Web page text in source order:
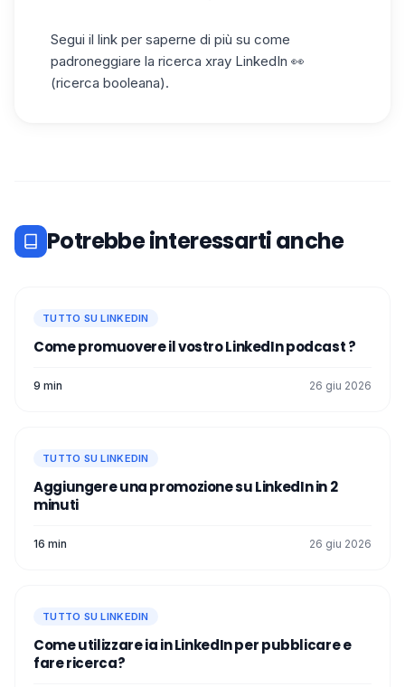
Segui il link per saperne di più su come
padroneggiare la ricerca xray LinkedIn 👀
(ricerca booleana).
Potrebbe interessarti anche
TUTTO SU LINKEDIN
Come promuovere il vostro LinkedIn podcast ?
9 min 26 giu 2026
TUTTO SU LINKEDIN
Aggiungere una promozione su LinkedIn in 2
minuti
16 min 26 giu 2026
TUTTO SU LINKEDIN
Come utilizzare ia in LinkedIn per pubblicare e
fare ricerca?